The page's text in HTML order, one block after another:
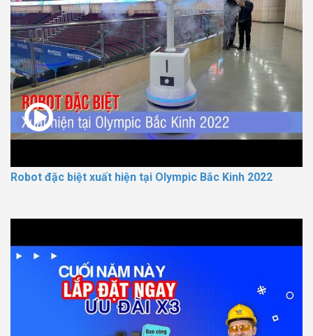
Robot đặc biệt xuất hiện tại Olympic Bắc Kinh 2022